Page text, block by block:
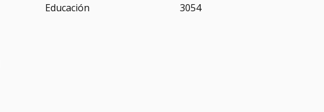
Educación
3054